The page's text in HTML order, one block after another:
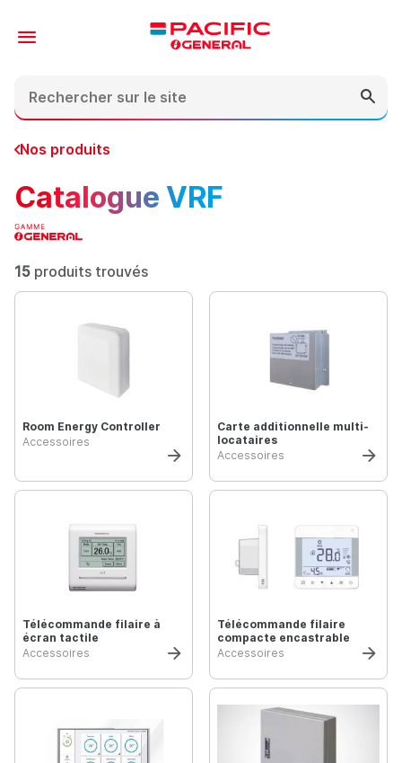
Nos produits
Catalogue VRF
15 produits trouvés
Room Energy Controller
Accessoires
Carte additionnelle multi-
locataires
Accessoires
Télécommande filaire à
écran tactile
Accessoires
Télécommande filaire
compacte encastrable
Accessoires